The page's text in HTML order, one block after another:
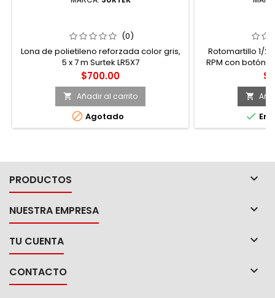
(0)
Lona de polietileno reforzada color gris,
5 x 7 m Surtek LR5X7
Precio
$700.00
 Añadir al carrito
 Agotado
PARA
Rotomartillo 1/2"
RPM con botón

 En
PRODUCTOS 
NUESTRA EMPRESA 
TU CUENTA 
CONTACTO 